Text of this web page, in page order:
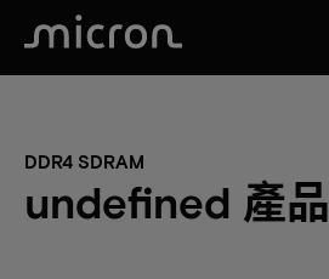
DDR4 SDRAM
undefined 產品